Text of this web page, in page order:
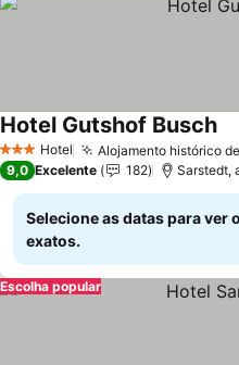
3 EstrelasHotel Alojamento histórico
Hotel Gutshof Busch
9,0 Excelente 182 Sarstedt,
Selecione as datas para ver
exatos.
Escolha popular